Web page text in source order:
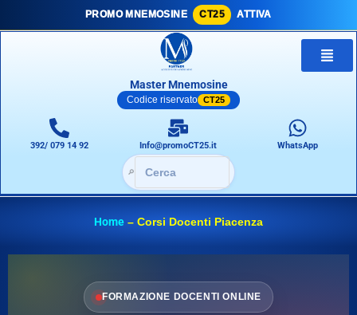
PROMO MNEMOSINE CT25 ATTIVA
Master Mnemosine
Codice riservato CT25
392/ 079 14 92 Info@promoCT25.it WhatsApp
🔎
Home – Corsi Docenti Piacenza
FORMAZIONE DOCENTI ONLINE